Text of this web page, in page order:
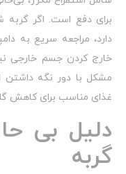
برای دفع است. اگر گربه
دارد، مراجعه سریع به
خارج کردن جسم خارجی
مشکل با دور نگه داشتن
غذای مناسب برای کاهش
دلیل بی
گربه